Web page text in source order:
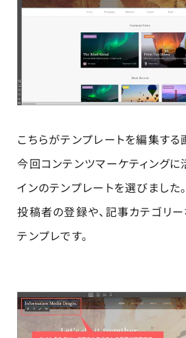
こちらがテンプレートを編集する
今回コンテンツマーケティング
インのテンプレートを選びました。
投稿者の登録や、記事カテゴリ
テンプレです。